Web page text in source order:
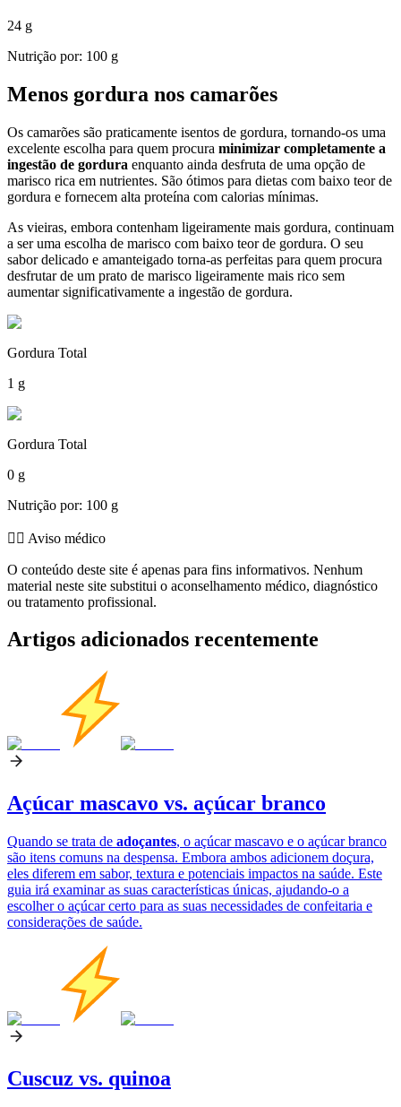
24 g
Nutrição por: 100 g
Menos gordura nos camarões
Os camarões são praticamente isentos de gordura, tornando-os uma
excelente escolha para quem procura minimizar completamente a
ingestão de gordura enquanto ainda desfruta de uma opção de
marisco rica em nutrientes. São ótimos para dietas com baixo teor de
gordura e fornecem alta proteína com calorias mínimas.
As vieiras, embora contenham ligeiramente mais gordura, continuam
a ser uma escolha de marisco com baixo teor de gordura. O seu
sabor delicado e amanteigado torna-as perfeitas para quem procura
desfrutar de um prato de marisco ligeiramente mais rico sem
aumentar significativamente a ingestão de gordura.
Gordura Total
1 g
Gordura Total
0 g
Nutrição por: 100 g
👨‍⚕️️ Aviso médico
O conteúdo deste site é apenas para fins informativos. Nenhum
material neste site substitui o aconselhamento médico, diagnóstico
ou tratamento profissional.
Artigos adicionados recentemente
Açúcar mascavo vs. açúcar branco
Quando se trata de adoçantes, o açúcar mascavo e o açúcar branco
são itens comuns na despensa. Embora ambos adicionem doçura,
eles diferem em sabor, textura e potenciais impactos na saúde. Este
guia irá examinar as suas características únicas, ajudando-o a
escolher o açúcar certo para as suas necessidades de confeitaria e
considerações de saúde.
Cuscuz vs. quinoa